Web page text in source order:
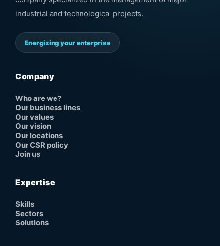
industrial and technological projects.
Energizing your enterprise
Company
Who are we?
Our business lines
Our values
Our vision
Our locations
Our CSR policy
Join us
Expertise
Skills
Sectors
Solutions